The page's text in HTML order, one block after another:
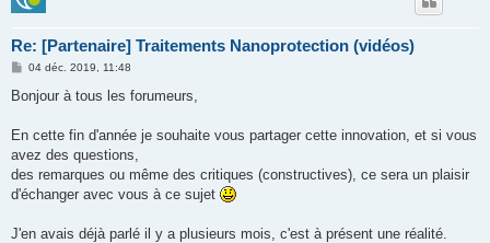
Re: [Partenaire] Traitements Nanoprotection (vidéos)
M
s
g
04 déc. 2019, 11:48
Bonjour à tous les forumeurs,
En cette fin d'année je souhaite vous partager cette innovation, et si vous
avez des questions,
des remarques ou même des critiques (constructives), ce sera un plaisir
d'échanger avec vous à ce sujet
J'en avais déjà parlé il y a plusieurs mois, c'est à présent une réalité.